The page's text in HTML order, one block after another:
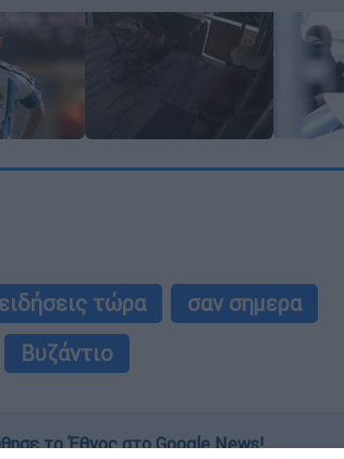
ειδήσεις τώρα
σαν σημερα
Βυζάντιο
το Έθνος στο Google News!